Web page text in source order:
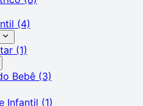
(4)
(1)
Bebê (3)
Infantil (1)